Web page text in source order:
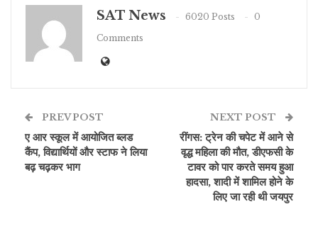
SAT News 6020 Posts
0
Comments
PREV POST
ए आर स्कूल में आयोजित ब्लड
कैंप, विद्यार्थियों और स्टाफ ने लिया
बढ़ चढ़कर भाग
NEXT POST
रींगस: ट्रेन की चपेट में आने से
वृद्ध महिला की मौत, डीएफसी के
टावर को पार करते समय हुआ
हादसा, शादी में शामिल होने के
लिए जा रही थी जयपुर